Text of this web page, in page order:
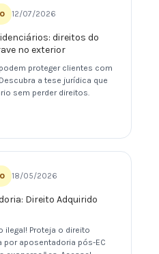
12/07/2026
direitos do
no exterior
proteger clientes com
a tese jurídica que
sem perder direitos.
18/05/2026
Direito Adquirido
ilegal! Proteja o direito
por aposentadoria pós-EC